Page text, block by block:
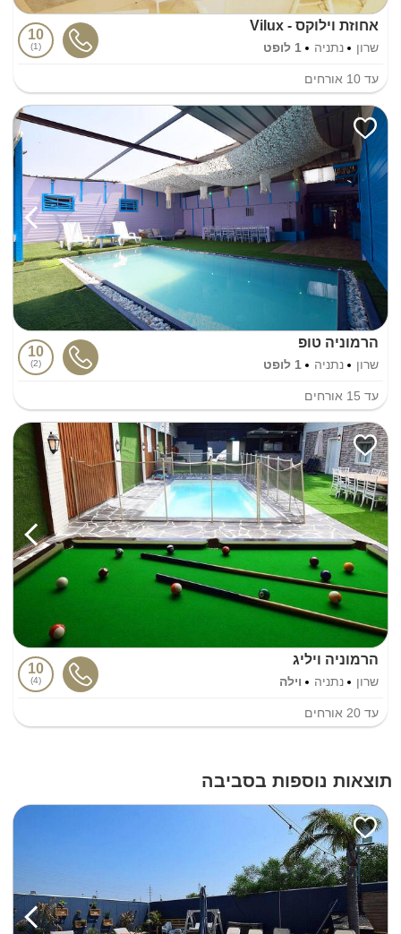
אחוזת וילוקס - Vilux
שרון נתניה 1 לופט
10
1
עד 10 אורחים
הרמוניה טופ
שרון נתניה 1 לופט
10
2
עד 15 אורחים
הרמוניה ויליג
שרון נתניה וילה
10
4
עד 20 אורחים
תוצאות נוספות בסביבה